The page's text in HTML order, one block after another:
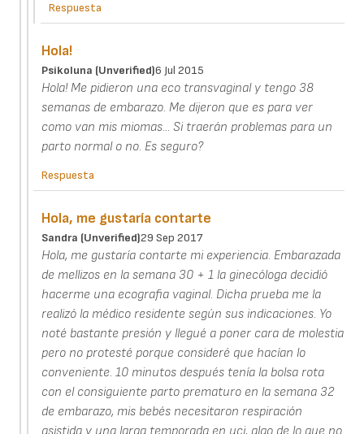
Respuesta
Hola!
Psikoluna (unverified)6 Jul 2015
Hola! Me pidieron una eco transvaginal y tengo 38
semanas de embarazo. Me dijeron que es para ver
como van mis miomas... Si traerán problemas para un
parto normal o no. Es seguro?
Respuesta
Hola, me gustaría contarte
Sandra (unverified)29 Sep 2017
Hola, me gustaría contarte mi experiencia. Embarazada
de mellizos en la semana 30 + 1 la ginecóloga decidió
hacerme una ecografia vaginal. Dicha prueba me la
realizó la médico residente según sus indicaciones. Yo
noté bastante presión y llegué a poner cara de molestia
pero no protesté porque consideré que hacían lo
conveniente. 10 minutos después tenía la bolsa rota
con el consiguiente parto prematuro en la semana 32
de embarazo, mis bebés necesitaron respiración